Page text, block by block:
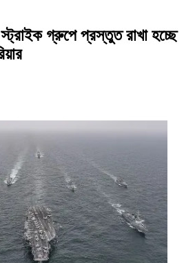
গ্রুপে প্রস্তুত রাখা হচ্ছে